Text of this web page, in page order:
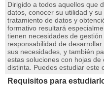
Dirigido a todos aquellos que
datos, conocer su utilidad y
tratamiento de datos y
formativo resultará
tienen necesidades de
responsabilidad de
sus necesidades, y también
estas soluciones con hojas
distinta. Puedes estudiar este
Requisitos para